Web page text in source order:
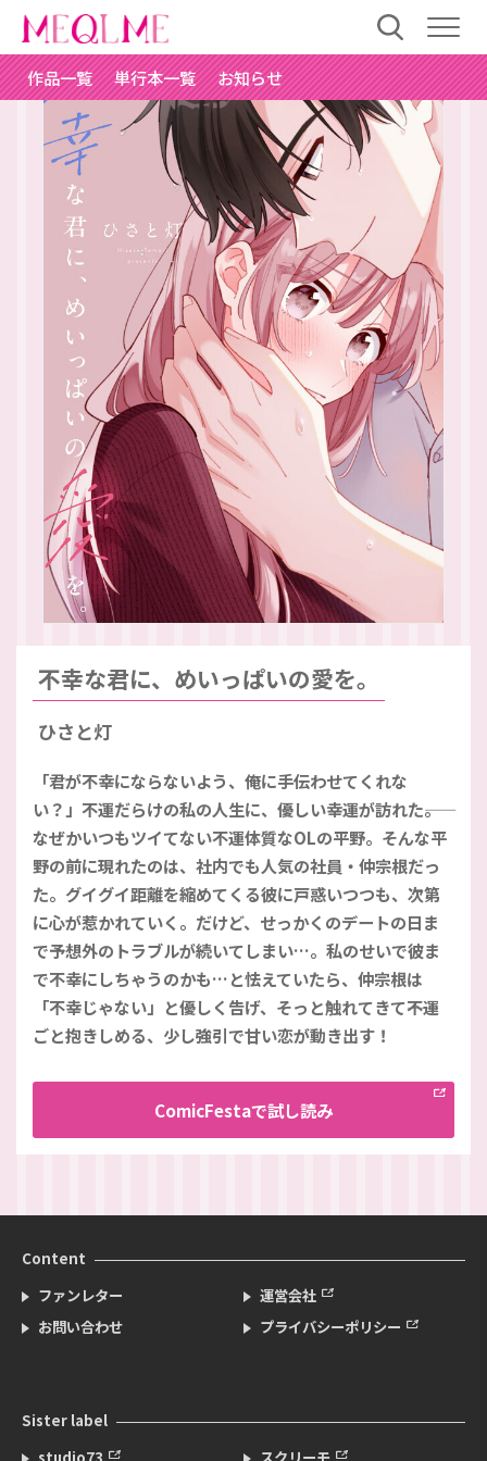
作品一覧 単行本一覧 お知らせ
不幸な君に、めいっぱいの愛を。
ひさと灯
「君が不幸にならないよう、俺に手伝わせてくれな
い？」不運だらけの私の人生に、優しい幸運が訪れた――。
なぜかいつもツイてない不運体質なOLの平野。そんな平
野の前に現れたのは、社内でも人気の社員・仲宗根だっ
た。グイグイ距離を縮めてくる彼に戸惑いつつも、次第
に心が惹かれていく。だけど、せっかくのデートの日ま
で予想外のトラブルが続いてしまい…。私のせいで彼ま
で不幸にしちゃうのかも…と怯えていたら、仲宗根は
「不幸じゃない」と優しく告げ、そっと触れてきて――不運
ごと抱きしめる、少し強引で甘い恋が動き出す！
ComicFestaで試し読み
Content
ファンレター
お問い合わせ
運営会社
プライバシーポリシー
Sister label